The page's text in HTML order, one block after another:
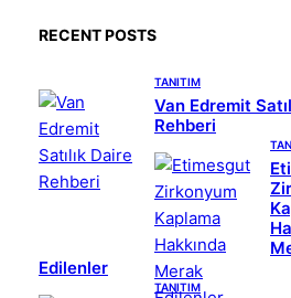
RECENT POSTS
TANITIM
Van Edremit
Rehberi
Edilenler
TANITIM